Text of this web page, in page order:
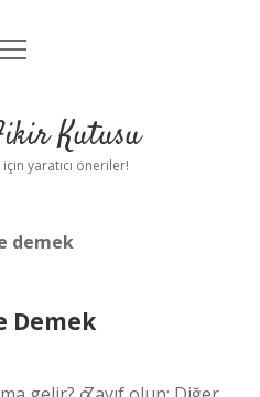
Uyarı
menüyü
Kutusu
yaratıcı öneriler!
demek
Demek